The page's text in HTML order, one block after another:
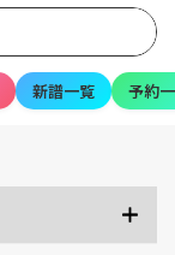
新譜一覧 予約